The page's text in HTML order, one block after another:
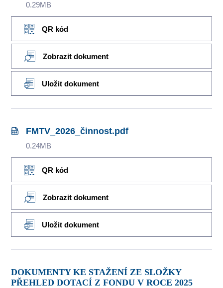
0.29MB
QR kód
Zobrazit dokument
Uložit dokument
FMTV_2026_činnost.pdf
0.24MB
QR kód
Zobrazit dokument
Uložit dokument
DOKUMENTY KE STAŽENÍ ZE SLOŽKY
PŘEHLED DOTACÍ Z FONDU V ROCE 2025